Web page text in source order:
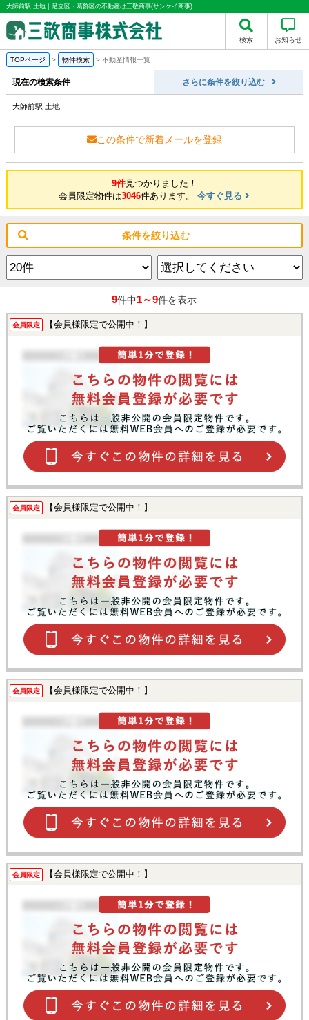
大師前駅 土地｜足立区・葛飾区の不動産は三敬商事(サンケイ商事)
検索 お知らせ
TOPページ > 物件検索 > 不動産情報一覧
現在の検索条件 さらに条件を絞り込む
大師前駅 土地
この条件で新着メールを登録
9件見つかりました！
会員限定物件は3046件あります。今すぐ見る
条件を絞り込む
9件中1～9件を表示
会員限定 【会員様限定で公開中！】
会員限定 【会員様限定で公開中！】
会員限定 【会員様限定で公開中！】
会員限定 【会員様限定で公開中！】